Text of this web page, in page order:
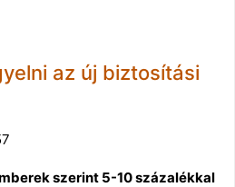
az új biztosítási
szerint 5-10 százalékkal